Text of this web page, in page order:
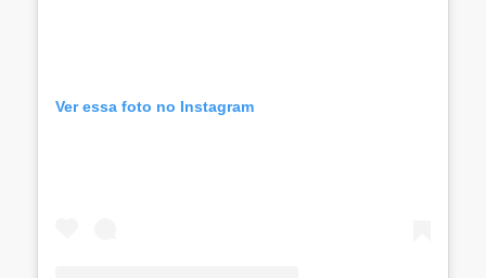
Ver essa foto no Instagram